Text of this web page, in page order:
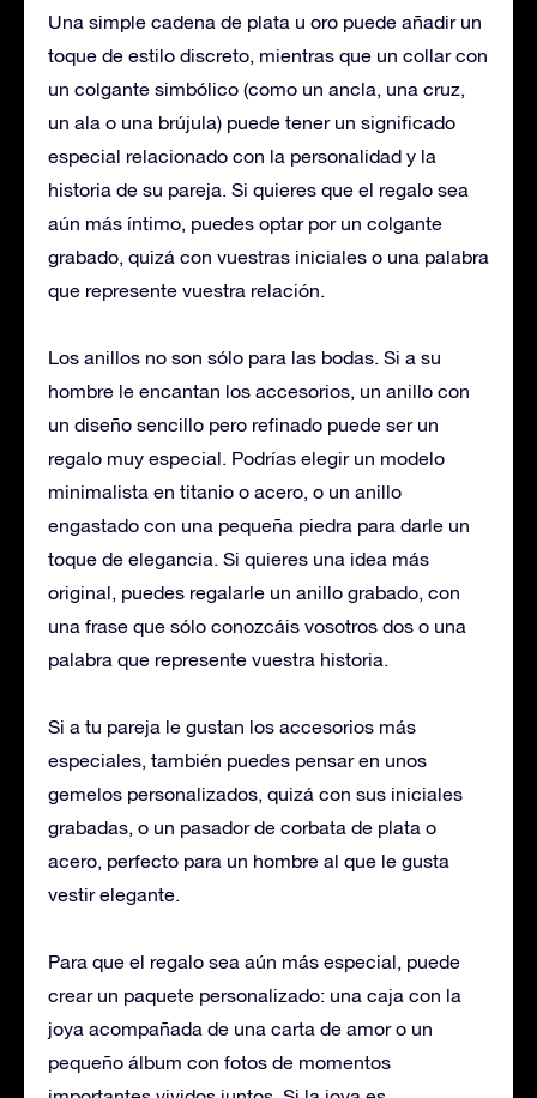
Una simple cadena de plata u oro puede añadir un
toque de estilo discreto, mientras que un collar con
un colgante simbólico (como un ancla, una cruz,
un ala o una brújula) puede tener un significado
especial relacionado con la personalidad y la
historia de su pareja. Si quieres que el regalo sea
aún más íntimo, puedes optar por un colgante
grabado, quizá con vuestras iniciales o una palabra
que represente vuestra relación.
Los anillos no son sólo para las bodas. Si a su
hombre le encantan los accesorios, un anillo con
un diseño sencillo pero refinado puede ser un
regalo muy especial. Podrías elegir un modelo
minimalista en titanio o acero, o un anillo
engastado con una pequeña piedra para darle un
toque de elegancia. Si quieres una idea más
original, puedes regalarle un anillo grabado, con
una frase que sólo conozcáis vosotros dos o una
palabra que represente vuestra historia.
Si a tu pareja le gustan los accesorios más
especiales, también puedes pensar en unos
gemelos personalizados, quizá con sus iniciales
grabadas, o un pasador de corbata de plata o
acero, perfecto para un hombre al que le gusta
vestir elegante.
Para que el regalo sea aún más especial, puede
crear un paquete personalizado: una caja con la
joya acompañada de una carta de amor o un
pequeño álbum con fotos de momentos